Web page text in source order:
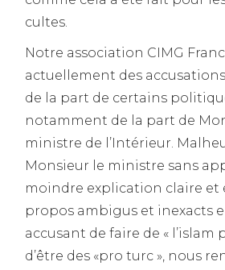
cultes.
Notre association CIMG
actuellement des
de la part de certains
notamment de la part de
ministre de l’Intérieur.
Monsieur le ministre sans
moindre explication claire et
propos ambigus et inexacts
accusant de faire de « l’islam
d’être des «pro turc », nous